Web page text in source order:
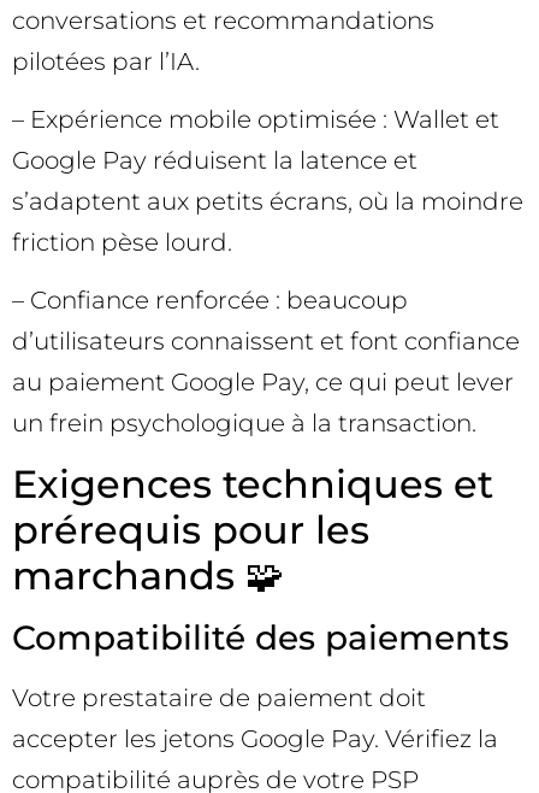
conversations et recommandations
pilotées par l’IA.
– Expérience mobile optimisée : Wallet et
Google Pay réduisent la latence et
s’adaptent aux petits écrans, où la moindre
friction pèse lourd.
– Confiance renforcée : beaucoup
d’utilisateurs connaissent et font confiance
au paiement Google Pay, ce qui peut lever
un frein psychologique à la transaction.
Exigences techniques et
prérequis pour les
marchands 🧩
Compatibilité des paiements
Votre prestataire de paiement doit
accepter les jetons Google Pay. Vérifiez la
compatibilité auprès de votre PSP